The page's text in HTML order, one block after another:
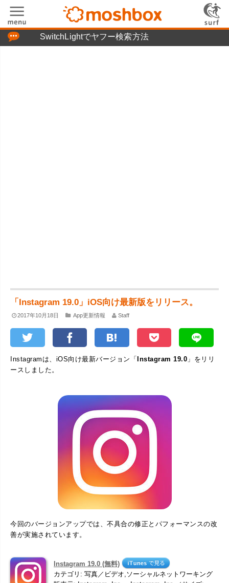
SwitchLightでヤフー検索方法
「Instagram 19.0」iOS向け最新版をリリース。
2017年10月18日 App更新情報 Staff
Instagramは、iOS向け最新バージョン「Instagram 19.0 」をリリ
ースしました。
今回のバージョンアップでは、不具合の修正とパフォーマンスの改
善が実施されています。
Instagram 19.0 (無料)
カテゴリ: 写真／ビデオ,ソーシャルネットワーキング
「つぶやき」の使い方